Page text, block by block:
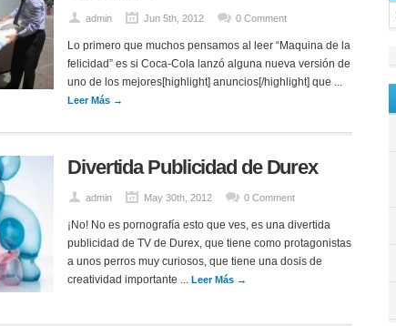
admin Jun 5th, 2012 0 Comment
Lo primero que muchos pensamos al leer “Maquina de la
felicidad” es si Coca-Cola lanzó alguna nueva versión de
uno de los mejores[highlight] anuncios[/highlight] que ...
Leer Más →
Divertida Publicidad de Durex
admin May 30th, 2012 0 Comment
¡No! No es pornografía esto que ves, es una divertida
publicidad de TV de Durex, que tiene como protagonistas
a unos perros muy curiosos, que tiene una dosis de
creatividad importante ... Leer Más →